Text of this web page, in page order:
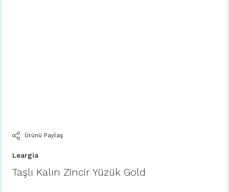
Ürünü Paylaş
Leargia
Taşlı Kalın Zincir Yüzük Gold